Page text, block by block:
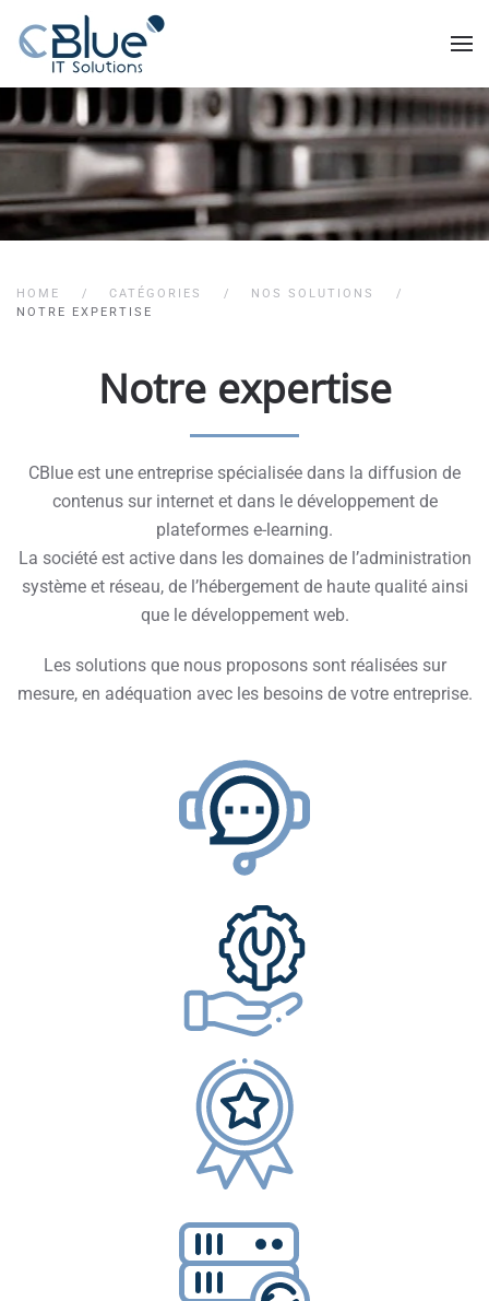
HOME CATÉGORIES
NOS SOLUTIONS
NOTRE EXPERTISE
Notre expertise
CBlue est une entreprise spécialisée dans la diffusion de
contenus sur internet et dans le développement de
plateformes e-learning.
La société est active dans les domaines de l’administration
système et réseau, de l’hébergement de haute qualité ainsi
que le développement web.
Les solutions que nous proposons sont réalisées sur
mesure, en adéquation avec les besoins de votre entreprise.